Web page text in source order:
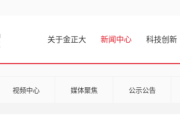
关于金正大 新闻中心 科技创新
视频中心 媒体聚焦 公示公告